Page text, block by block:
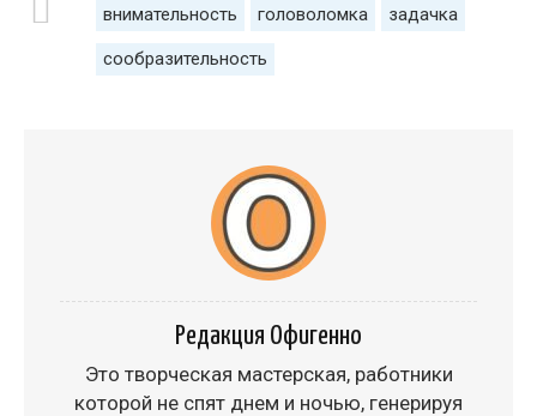
внимательность головоломка задачка
сообразительность
Редакция Офигенно
Это творческая мастерская, работники
которой не спят днем и ночью, генерируя